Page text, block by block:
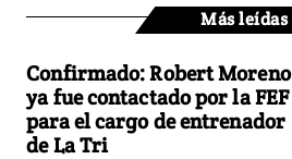
Más leídas
Confirmado: Robert Moreno
ya fue contactado por la FEF
para el cargo de entrenador
de La Tri